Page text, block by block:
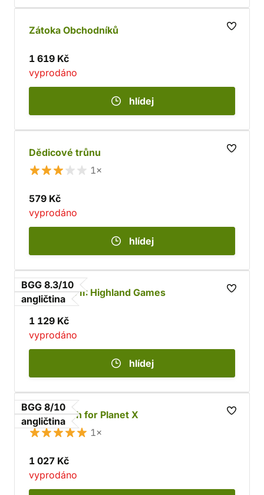
Zátoka Obchodníků
1 619 Kč
vyprodáno
hlídej
Dědicové trůnu
1×
579 Kč
vyprodáno
hlídej
BGG 8.3/10
angličtina
Glen More II: Highland Games
1 129 Kč
vyprodáno
hlídej
BGG 8/10
angličtina
The Search for Planet X
1×
1 027 Kč
vyprodáno